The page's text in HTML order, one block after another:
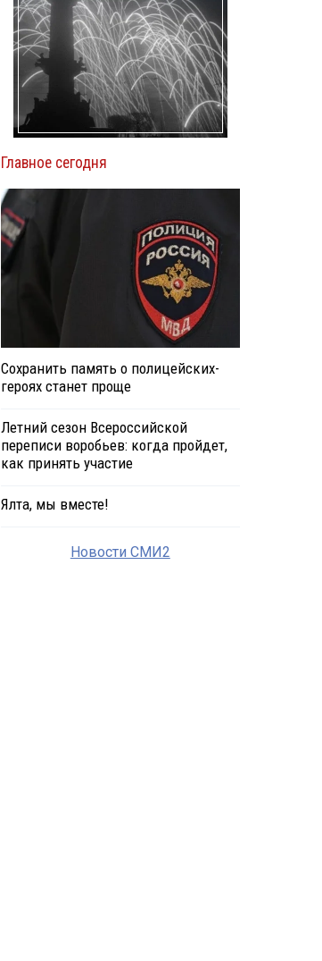
Главное сегодня
Сохранить память о полицейских-
героях станет проще
Летний сезон Всероссийской
переписи воробьев: когда пройдет,
как принять участие
Ялта, мы вместе!
Новости СМИ2